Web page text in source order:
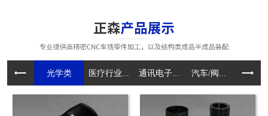
光学类 医疗行业... 通讯电子... 汽车/阀... 电动工